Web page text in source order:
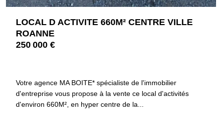
LOCAL D ACTIVITE 660M² CENTRE VILLE
ROANNE
250 000 €
Votre agence MA BOITE* spécialiste de l'immobilier
d'entreprise vous propose à la vente ce local d'activités
d'environ 660M², en hyper centre de la...